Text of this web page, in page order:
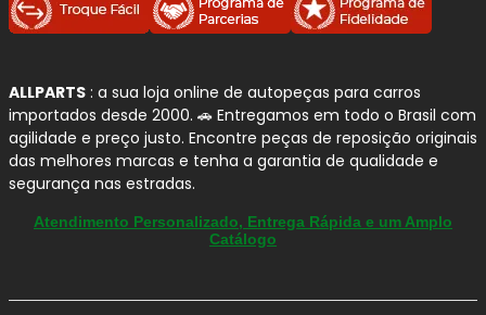
aspastilhas de freio TEXTARse destacam pelo projeto
voltado aocontrole de ruídos,resposta de frenagem
veículos modernos, inclusive em propostas de condução
mais confortáveis.
Por que confiamos na TEXTAR?
Projeto premium:pastilhas desenvolvidas
segurança, performance e
Desenvolvimento interno:a TEXTAR informa
ALLPARTS : a sua loja online de autopeças para carros
importados desde 2000. 🚗 Entregamos em todo o Brasil com
agilidade e preço justo. Encontre peças de reposição originais
das melhores marcas e tenha a garantia de qualidade e
segurança nas estradas.
Atendimento Personalizado, Entrega Rápida e um Amplo
Catálogo